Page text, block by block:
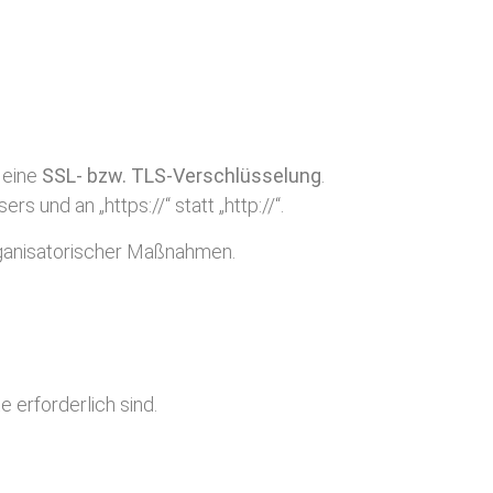
SSL- bzw. TLS-Verschlüsselung.
und an „https://“ statt „http://“.
Maßnahmen.
erforderlich sind.